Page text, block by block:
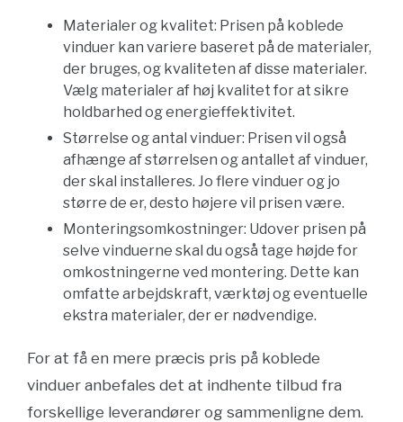
Materialer og kvalitet: Prisen på koblede
vinduer kan variere baseret på de materialer,
der bruges, og kvaliteten af ​​disse materialer.
Vælg materialer af høj kvalitet for at sikre
holdbarhed og energieffektivitet.
Størrelse og antal vinduer: Prisen vil også
afhænge af størrelsen og antallet af vinduer,
der skal installeres. Jo flere vinduer og jo
større de er, desto højere vil prisen være.
Monteringsomkostninger: Udover prisen på
selve vinduerne skal du også tage højde for
omkostningerne ved montering. Dette kan
omfatte arbejdskraft, værktøj og eventuelle
ekstra materialer, der er nødvendige.
For at få en mere præcis pris på koblede
vinduer anbefales det at indhente tilbud fra
forskellige leverandører og sammenligne dem.